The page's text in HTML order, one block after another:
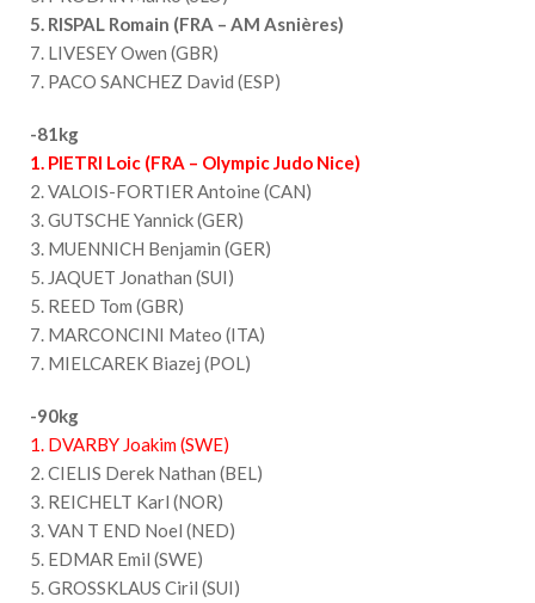
5. RISPAL Romain (FRA – AM Asnières)
7. LIVESEY Owen (GBR)
7. PACO SANCHEZ David (ESP)
-81kg
1. PIETRI Loic (FRA – Olympic Judo Nice)
2. VALOIS-FORTIER Antoine (CAN)
3. GUTSCHE Yannick (GER)
3. MUENNICH Benjamin (GER)
5. JAQUET Jonathan (SUI)
5. REED Tom (GBR)
7. MARCONCINI Mateo (ITA)
7. MIELCAREK Biazej (POL)
-90kg
1. DVARBY Joakim (SWE)
2. CIELIS Derek Nathan (BEL)
3. REICHELT Karl (NOR)
3. VAN T END Noel (NED)
5. EDMAR Emil (SWE)
5. GROSSKLAUS Ciril (SUI)